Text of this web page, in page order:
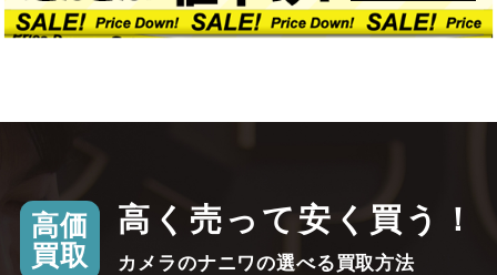
高価
買取
高く売って安く買う！
カメラのナニワの選べる買取方法